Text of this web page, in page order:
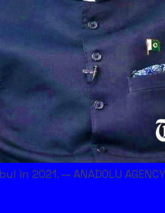
2021. — ANADOLU AGENCY